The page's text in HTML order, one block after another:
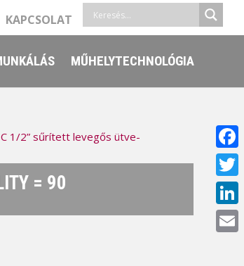
KAPCSOLAT
MŰHELYTECHNOLÓGIA
C 1/2” sűrített levegős ütve-
= 90